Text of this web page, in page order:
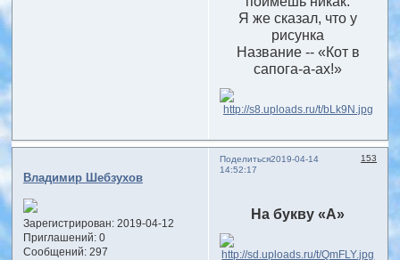
Я же сказал, что у
рисунка
Название -- «Кот в
сапога-а-ах!»
Поделиться 153
2019-04-14
14:52:17
Владимир Шебзухов
Зарегистрирован: 2019-04-12
Приглашений:0
Сообщений:297
На букву «А»